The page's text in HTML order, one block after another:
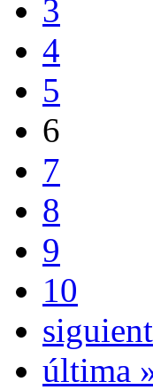
3
4
5
6
7
8
9
10
última